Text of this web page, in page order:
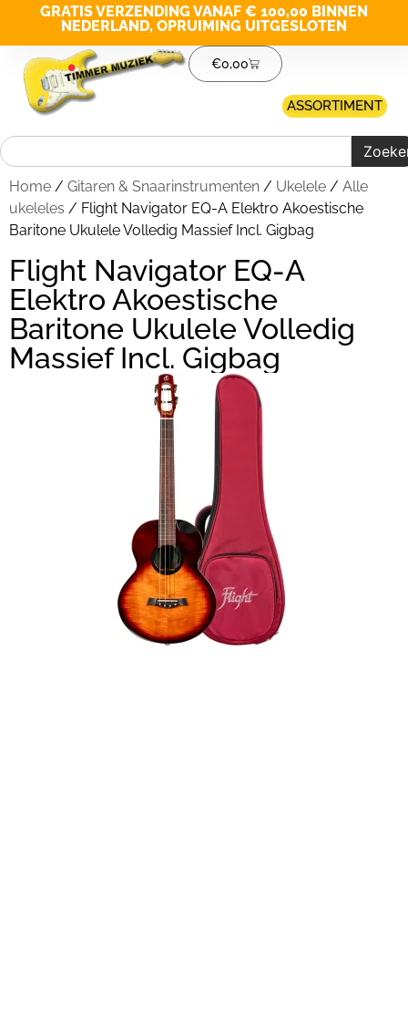
GRATIS VERZENDING VANAF € 100,00 BINNEN
NEDERLAND, OPRUIMING UITGESLOTEN
€0,00
ASSORTIMENT
Home / Gitaren & Snaarinstrumenten / Ukelele / Alle
ukeleles / Flight Navigator EQ-A Elektro Akoestische
Baritone Ukulele Volledig Massief Incl. Gigbag
Flight Navigator EQ-A
Elektro Akoestische
Baritone Ukulele Volledig
Massief Incl. Gigbag